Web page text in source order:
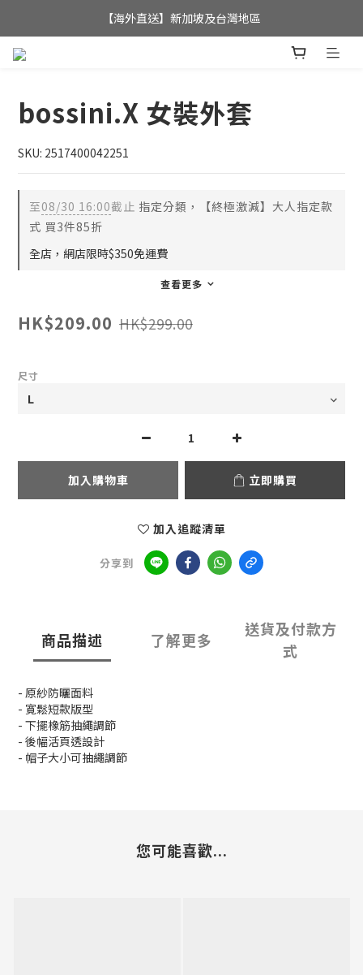
全店滿$350，即可享港澳地區免運費;
【海外直送】新加坡及台灣地區
bossini.X 女裝外套
SKU: 2517400042251
至08/30 16:00截止 指定分類，【終極激減】大人指定款
式 買3件85折
全店，網店限時$350免運費
查看更多
HK$209.00 HK$299.00
尺寸
加入購物車 立即購買
加入追蹤清單
分享到
商品描述 了解更多
送貨及付款方
式
- 原紗防曬面料
- 寛鬆短款版型
- 下擺橡筋抽繩調節
- 後幅活頁透設計
- 帽子大小可抽繩調節
您可能喜歡...